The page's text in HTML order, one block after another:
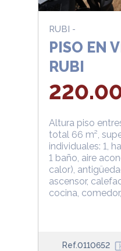
RUBI -
PISO EN
RUBI
Altura piso
total 66 m²,
individuales: 1,
1 baño, aire
calor),
ascensor,
cocina,
Ref.0110652